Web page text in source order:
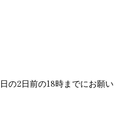
の2日前の18時までにお願い